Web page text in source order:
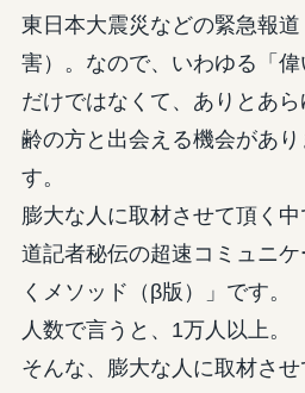
東日本大震災などの緊急報
害）。なので、いわゆる「偉
だけではなくて、ありとあ
齢の方と出会える機会があ
す。
膨大な人に取材させて頂く
道記者秘伝の超速コミュニ
くメソッド（β版）」です。
人数で言うと、1万人以上。
そんな、膨大な人に取材さ